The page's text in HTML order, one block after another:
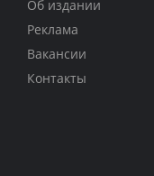
Об издании
Реклама
Вакансии
Контакты